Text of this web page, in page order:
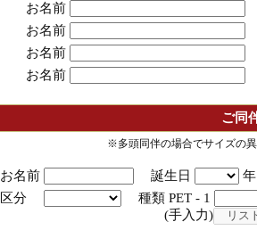
お名前
お名前
お名前
お名前
ご同
※多頭同伴の場合でサイズの
お名前 誕生日
区分
種類 PET - 1
(手入力)